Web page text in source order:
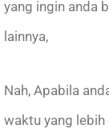
yang ingin anda
lainnya,
Nah, Apabila
waktu yang lebih